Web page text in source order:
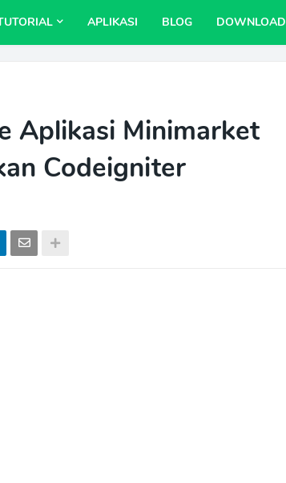
APLIKASI BLOG DOWNLOAD
Aplikasi Minimarket
Codeigniter